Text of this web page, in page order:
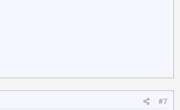
#7